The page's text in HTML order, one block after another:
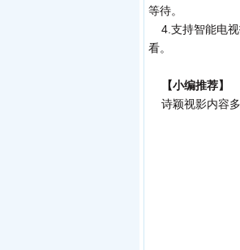
等待。
4.支持智能电视
看。
【小编推荐】
诗颖视影内容多